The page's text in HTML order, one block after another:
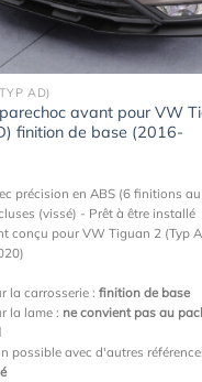
AD)
avant pour VW
finition de base (2016-
précision en ABS (6 finitions
(vissé) - Prêt à être installé
conçu pour VW Tiguan 2 (Typ
la carrosserie :finition de base
la lame : ne convient pas au
possible avec d'autres